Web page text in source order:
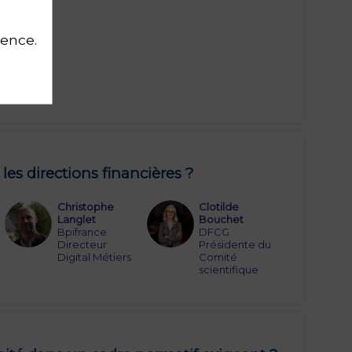
directions financières ?
CL
Christophe
Langlet
Bpifrance
Directeur
Digital Métiers
CB
Clotilde
Bouchet
DFCG
Présidente du
Comité
scientifique